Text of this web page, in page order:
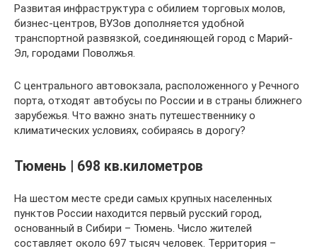
Развитая инфраструктура с обилием торговых молов,
бизнес-центров, ВУЗов дополняется удобной
транспортной развязкой, соединяющей город с Марий-
Эл, городами Поволжья.
С центрального автовокзала, расположенного у Речного
порта, отходят автобусы по России и в страны ближнего
зарубежья. Что важно знать путешественнику о
климатических условиях, собираясь в дорогу?
Тюмень | 698 кв.километров
На шестом месте среди самых крупных населенных
пунктов России находится первый русский город,
основанный в Сибири – Тюмень. Число жителей
составляет около 697 тысяч человек. Территория –